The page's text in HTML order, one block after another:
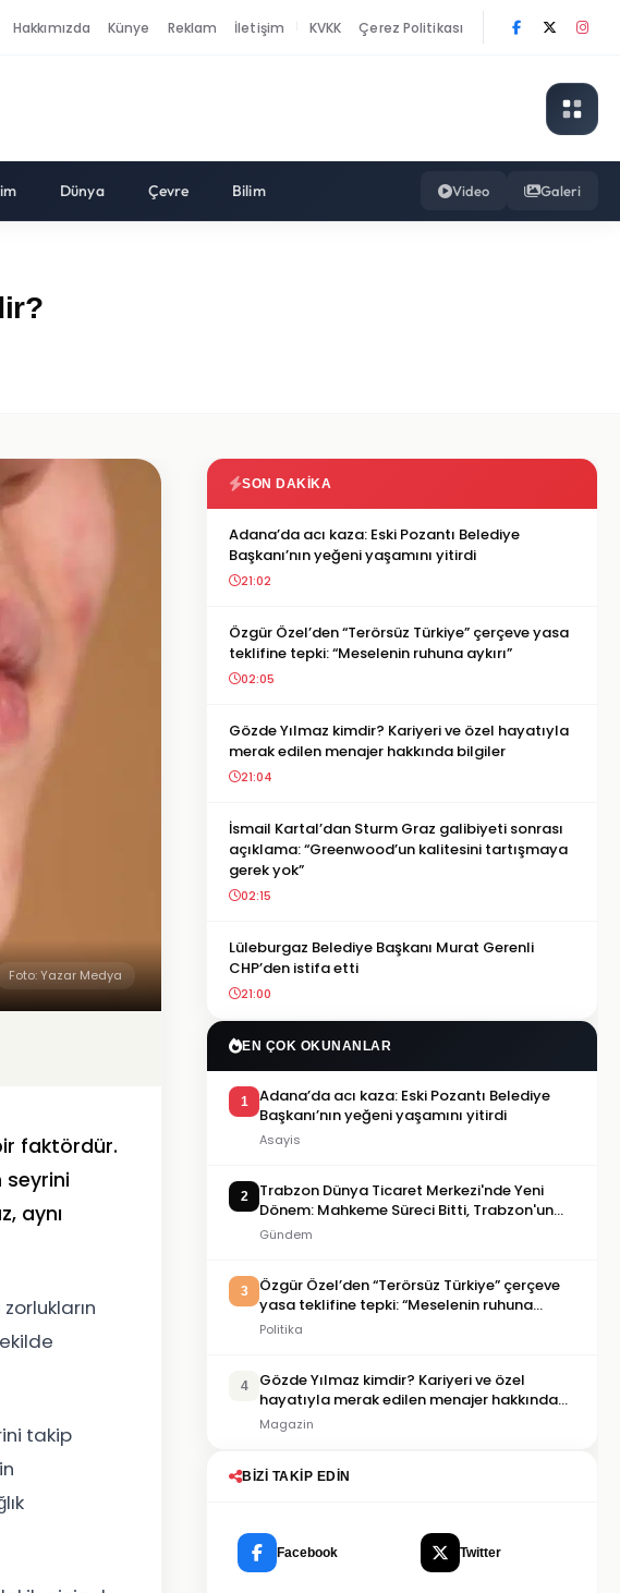
Hakkımızda Künye Reklam İletişim KVKK Çerez Politikası
Dünya Çevre Bilim Video Galeri
Foto: Yazar Medya
faktördür.
aynı
takip
SON DAKIKA
Adana’da acı kaza: Eski Pozantı Belediye
Başkanı’nın yeğeni yaşamını yitirdi
21:02
Özgür Özel’den “Terörsüz Türkiye” çerçeve yasa
teklifine tepki: “Meselenin ruhuna aykırı”
02:05
Gözde Yılmaz kimdir? Kariyeri ve özel hayatıyla
merak edilen menajer hakkında bilgiler
21:04
İsmail Kartal’dan Sturm Graz galibiyeti sonrası
açıklama: “Greenwood’un kalitesini tartışmaya
gerek yok”
02:15
Lüleburgaz Belediye Başkanı Murat Gerenli
CHP’den istifa etti
21:00
EN ÇOK OKUNANLAR
1
Adana’da acı kaza: Eski Pozantı Belediye
Başkanı’nın yeğeni yaşamını yitirdi
Asayis
2
Trabzon Dünya Ticaret Merkezi'nde Yeni
Dönem: Mahkeme Süreci Bitti, Trabzon'un
Dev Projesi Ne Zaman Tamamlanacak?
Gündem
3
Özgür Özel’den “Terörsüz Türkiye” çerçeve
yasa teklifine tepki: “Meselenin ruhuna
aykırı”
Politika
4
Gözde Yılmaz kimdir? Kariyeri ve özel
hayatıyla merak edilen menajer hakkında
bilgiler
Magazin
BIZI TAKIP EDIN
Facebook Twitter